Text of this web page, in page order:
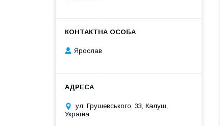
Ярослав
ул. Грушевського, 33, Калуш,
Україна